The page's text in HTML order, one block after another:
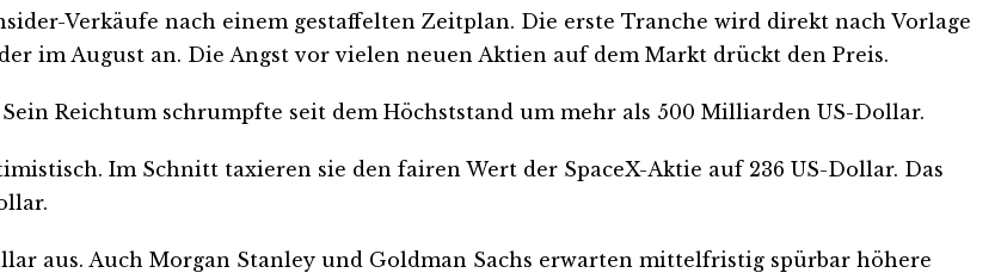
Verkäufe nach einem gestaffelten Zeitplan. Die erste Tranche wird direkt nach Vorlage
im August an. Die Angst vor vielen neuen Aktien auf dem Markt drückt den Preis.
Reichtum schrumpfte seit dem Höchststand um mehr als 500 Milliarden US-Dollar.
Im Schnitt taxieren sie den fairen Wert der SpaceX-Aktie auf 236 US-Dollar. Das
aus. Auch Morgan Stanley und Goldman Sachs erwarten mittelfristig spürbar höhere